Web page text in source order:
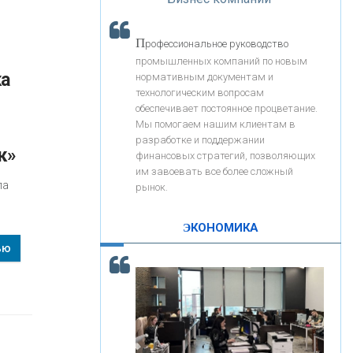
«РОСЕВРОБАНК»
«ПРЕСС-СЛУЖБА ВТБ24»
«АВТОГРАДБАНК»
КОНТАКТЫ
«Интервью»
Скорость - один из главных трендов в
кредитовании бизнеса - «Интервью»
Профессиональное руководство
промышленных компаний по новым
нормативным документам и
технологическим вопросам
обеспечивает постоянное процветание.
Мы помогаем нашим клиентам в
разработке и поддержании
финансовых стратегий, позволяющих
им завоевать все более сложный
рынок.
ЭКОНОМИКА